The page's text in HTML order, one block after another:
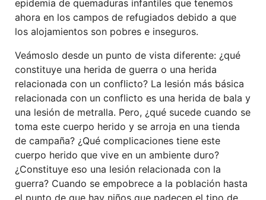
epidemia de quemaduras infantiles que tenemos
ahora en los campos de refugiados debido a que
los alojamientos son pobres e inseguros.
Veámoslo desde un punto de vista diferente: ¿qué
constituye una herida de guerra o una herida
relacionada con un conflicto? La lesión más básica
relacionada con un conflicto es una herida de bala y
una lesión de metralla. Pero, ¿qué sucede cuando se
toma este cuerpo herido y se arroja en una tienda
de campaña? ¿Qué complicaciones tiene este
cuerpo herido que vive en un ambiente duro?
¿Constituye eso una lesión relacionada con la
guerra? Cuando se empobrece a la población hasta
el punto de que hay niños que padecen el tipo de